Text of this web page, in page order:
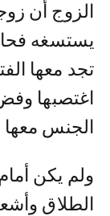
الزوج أن
يستسغه
تجد معها
اغتصبها
الجنس
ولم يكن
الطلاق